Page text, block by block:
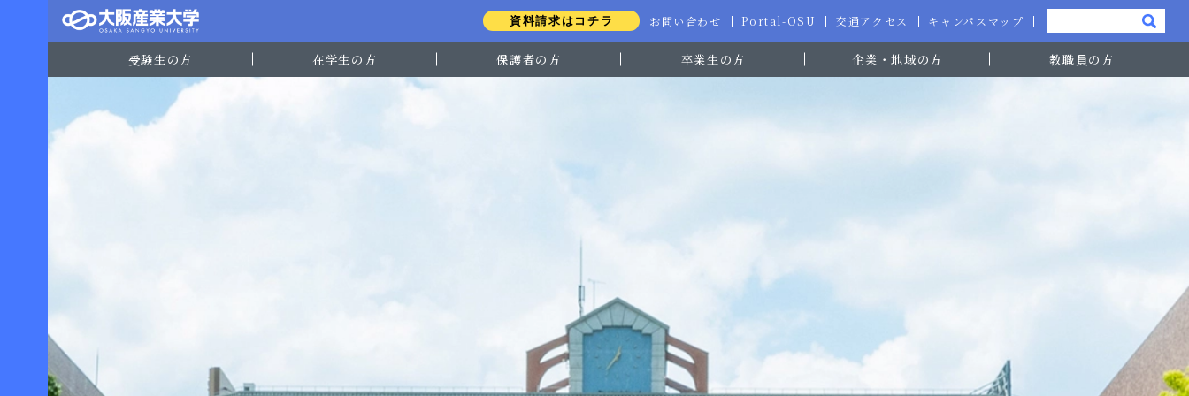
資料請求はコチラ お問い合わせ Portal-OSU 交通アクセス キャンパスマップ
受験生の方 在学生の方 保護者の方 卒業生の方 企業・地域の方 教職員の方